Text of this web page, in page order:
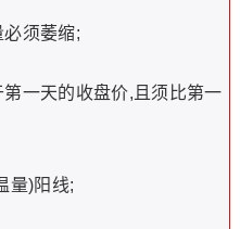
须萎缩;
一天的收盘价,且须比第一
量)阳线;